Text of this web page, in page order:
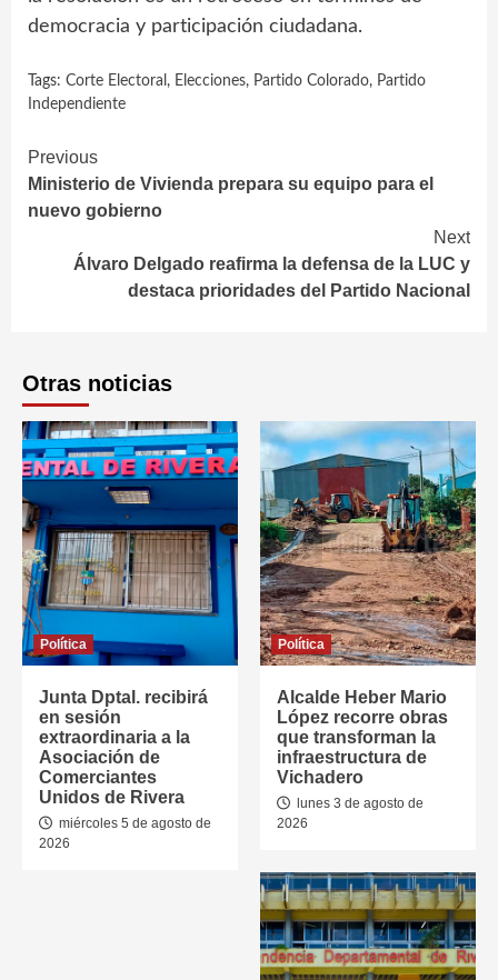
democracia y participación ciudadana.
Tags: Corte Electoral , Elecciones, Partido Colorado, Partido
Independiente
Continue
Reading
Previous
Ministerio de Vivienda prepara su equipo para el
nuevo gobierno
Next
Álvaro Delgado reafirma la defensa de la LUC y
destaca prioridades del Partido Nacional
Otras noticias
Política
Junta Dptal. recibirá
en sesión
extraordinaria a la
Asociación de
Comerciantes
Unidos de Rivera
miércoles 5 de agosto de
2026
Política
Alcalde Heber Mario
López recorre obras
que transforman la
infraestructura de
Vichadero
lunes 3 de agosto de
2026